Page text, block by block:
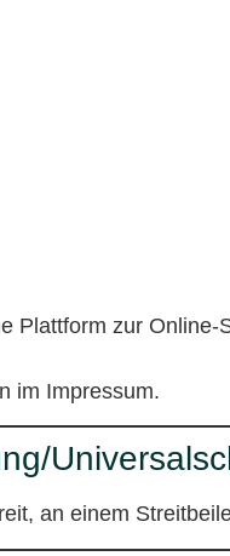
Plattform zur Online-
im Impressum.
an einem